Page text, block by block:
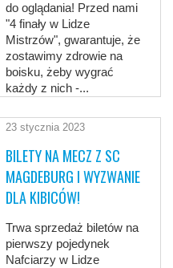
do oglądania! Przed nami
"4 finały w Lidze
Mistrzów", gwarantuje, że
zostawimy zdrowie na
boisku, żeby wygrać
każdy z nich -...
23 stycznia 2023
BILETY NA MECZ Z SC
MAGDEBURG I WYZWANIE
DLA KIBICÓW!
Trwa sprzedaż biletów na
pierwszy pojedynek
Nafciarzy w Lidze